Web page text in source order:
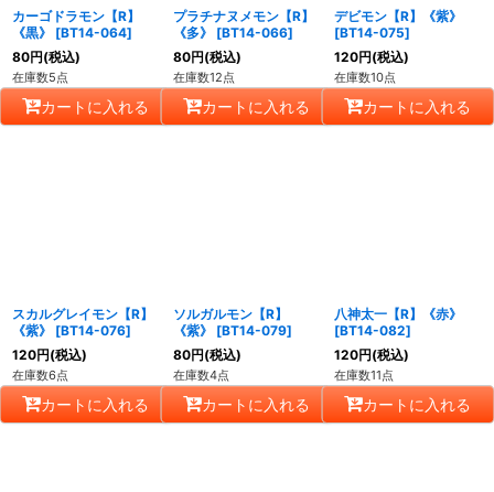
カーゴドラモン【R】
《黒》
[BT14-064]
80円(税込)
在庫数5点
カートに入れる
プラチナヌメモン【R】
《多》
[BT14-066]
80円(税込)
在庫数12点
カートに入れる
デビモン【R】《紫》
[BT14-075]
120円(税込)
在庫数10点
カートに入れる
スカルグレイモン【R】
《紫》
[BT14-076]
120円(税込)
在庫数6点
カートに入れる
ソルガルモン【R】
《紫》
[BT14-079]
80円(税込)
在庫数4点
カートに入れる
八神太一【R】《赤》
[BT14-082]
120円(税込)
在庫数11点
カートに入れる